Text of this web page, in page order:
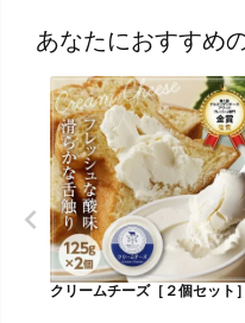
あなたにおすすめ
クリームチーズ［２個セット］